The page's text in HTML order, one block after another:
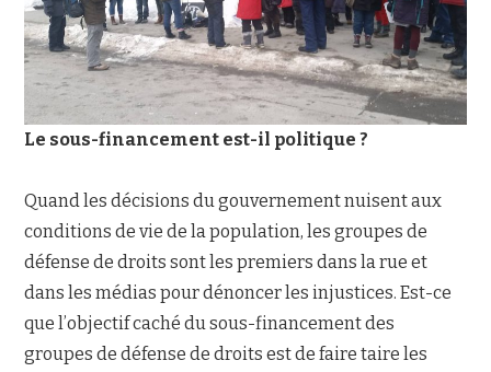
Le sous-financement est-il politique ?
Quand les décisions du gouvernement nuisent aux
conditions de vie de la population, les groupes de
défense de droits sont les premiers dans la rue et
dans les médias pour dénoncer les injustices. Est-ce
que l’objectif caché du sous-financement des
groupes de défense de droits est de faire taire les